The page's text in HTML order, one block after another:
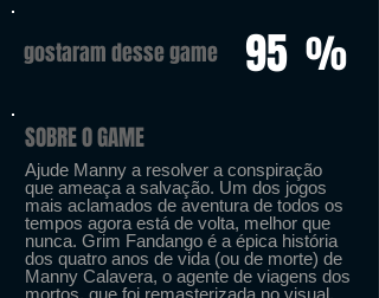
gostaram desse game 95 %
SOBRE O GAME
Ajude Manny a resolver a conspiração
que ameaça a salvação. Um dos jogos
mais aclamados de aventura de todos os
tempos agora está de volta, melhor que
nunca. Grim Fandango é a épica história
dos quatro anos de vida (ou de morte) de
Manny Calavera, o agente de viagens dos
mortos, que foi remasterizada no visual,